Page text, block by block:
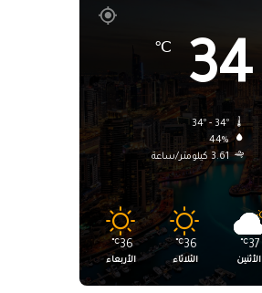
34
℃
44%
3.61 كيلومتر/ساعة
37
℃
الأثنين
36
℃
الثلاثاء
36
℃
الأربعاء